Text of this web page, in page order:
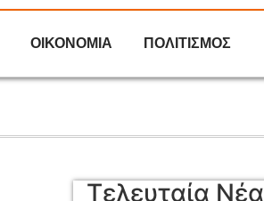
ΟΙΚΟΝΟΜΙΑ ΠΟΛΙΤΙΣΜΟΣ
Τελευταία Νέα